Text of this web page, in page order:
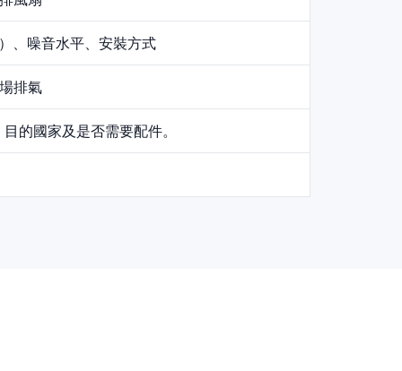
、噪音水平、安裝方式
排氣
的國家及是否需要配件。